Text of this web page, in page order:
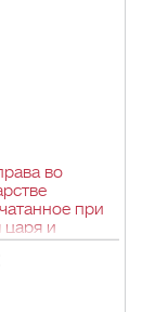
во
при
царя и
всея
мира
наук,